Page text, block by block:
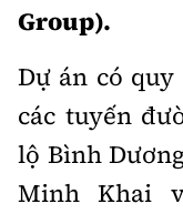
Cơ quan chủ
Số 2 Nguyễn
Tổng Biên tập:
Nguyễn Thị Hồng
Group).
Dự án có
các tuyến
lộ Bình
Minh Khai